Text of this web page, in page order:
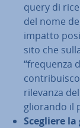
query di
del nome
impatto
sito che
“frequenza
rilevanza
glio­ran­do il
Scegliere